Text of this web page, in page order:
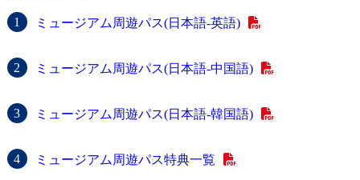
ミュージアム周遊パス(日本語-英語)
ミュージアム周遊パス(日本語-中国語)
ミュージアム周遊パス(日本語-韓国語)
ミュージアム周遊パス特典一覧